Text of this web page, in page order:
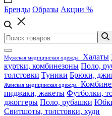
Бренды Образы Акции %
Мужская медицинская одежда Халаты
куртки, комбинезоны Поло,
толстовки Туники Брюки,
Женская медицинская одежда
пиджаки, жакеты Футболки,
джоггеры Поло, рубашки
Свитшоты, толстовки, худи